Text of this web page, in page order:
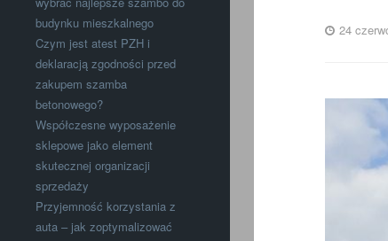
budynku mieszkalnego
Czym jest atest PZH i
deklaracją zgodności przed
zakupem szamba
betonowego?
Współczesne wyposażenie
sklepowe jako element
skutecznej organizacji
sprzedaży
Przyjemność korzystania z
auta – jak zoptymalizować
24